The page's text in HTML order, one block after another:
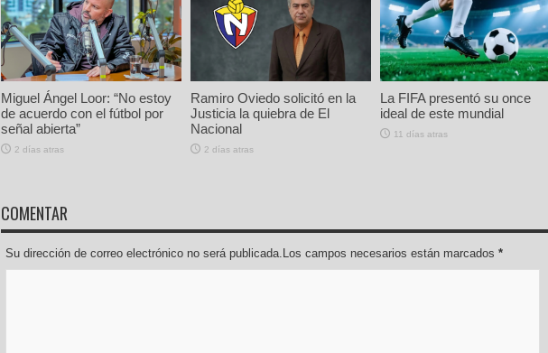
Miguel Ángel Loor: “No estoy
de acuerdo con el fútbol por
señal abierta”
2 días atras
Ramiro Oviedo solicitó en la
Justicia la quiebra de El
Nacional
2 días atras
La FIFA presentó su once
ideal de este mundial
11 días atras
COMENTAR
Su dirección de correo electrónico no será publicada.Los campos necesarios están marcados *